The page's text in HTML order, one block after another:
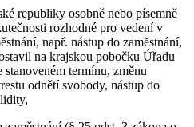
republiky osobně nebo písemně
rozhodné pro vedení v
např. nástup do zaměstnání,
na krajskou pobočku Úřadu
termínu, změnu
odnětí svobody, nástup do